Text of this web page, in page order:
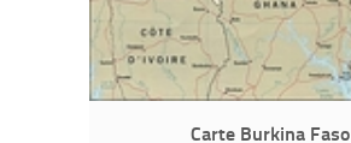
Carte Burkina Faso